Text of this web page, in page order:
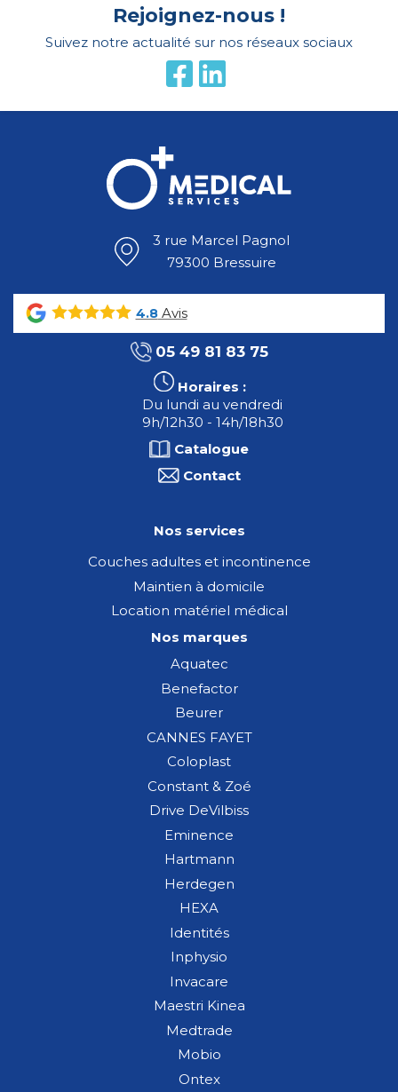
Rejoignez-nous !
Suivez notre actualité sur nos réseaux sociaux
3 rue Marcel Pagnol
79300 Bressuire
4.8Avis
05 49 81 83 75
Horaires :
Du lundi au vendredi
9h/12h30 - 14h/18h30
Catalogue
Contact
Nos services
Couches adultes et incontinence
Maintien à domicile
Location matériel médical
Nos marques
Aquatec
Benefactor
Beurer
CANNES FAYET
Coloplast
Constant & Zoé
Drive DeVilbiss
Eminence
Hartmann
Herdegen
HEXA
Identités
Inphysio
Invacare
Maestri Kinea
Medtrade
Mobio
Ontex